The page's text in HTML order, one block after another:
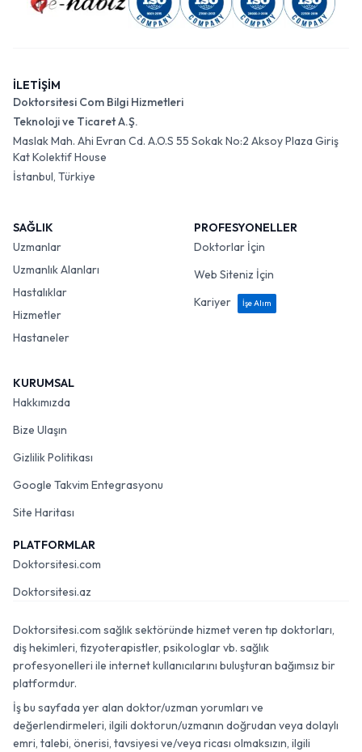
İLETİŞİM
Doktorsitesi Com Bilgi Hizmetleri
Teknoloji ve Ticaret A.Ş.
Maslak Mah. Ahi Evran Cd. A.O.S 55 Sokak No:2 Aksoy Plaza Giriş
Kat Kolektif House
İstanbul, Türkiye
SAĞLIK
Uzmanlar
Uzmanlık Alanları
Hastalıklar
Hizmetler
Hastaneler
PROFESYONELLER
Doktorlar İçin
Web Siteniz İçin
Kariyer
İşe Alım
KURUMSAL
Hakkımızda
Bize Ulaşın
Gizlilik Politikası
Google Takvim Entegrasyonu
Site Haritası
PLATFORMLAR
Doktorsitesi.com
Doktorsitesi.az
Doktorsitesi.com sağlık sektöründe hizmet veren tıp doktorları,
diş hekimleri, fizyoterapistler, psikologlar vb. sağlık
profesyonelleri ile internet kullanıcılarını buluşturan bağımsız bir
platformdur.
İş bu sayfada yer alan doktor/uzman yorumları ve
değerlendirmeleri, ilgili doktorun/uzmanın doğrudan veya dolaylı
emri, talebi, önerisi, tavsiyesi ve/veya ricası olmaksızın, ilgili